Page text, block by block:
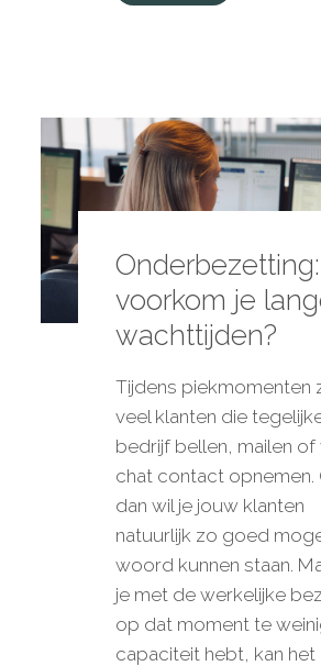
voorkom je
wachttijden?
Tijdens piekmomenten
veel klanten die
bedrijf bellen, mailen of
chat contact opnemen.
dan wil je jouw klanten
natuurlijk zo goed
woord kunnen staan.
je met de werkelijke
op dat moment te
capaciteit hebt, kan het